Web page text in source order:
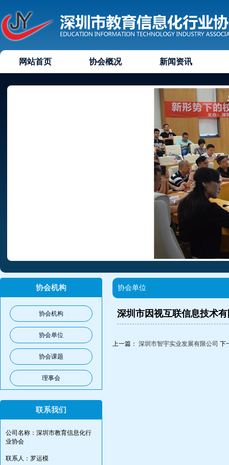
网站首页 协会概况 新闻资讯
协会机构
协会机构
协会单位
协会课题
理事会
联系我们
公司名称：深圳市教育信息化行
业协会
联系人：罗运模
协会单位
深圳市因视互联信息技术
上一篇： 深圳市智宇实业发展有限公司 下